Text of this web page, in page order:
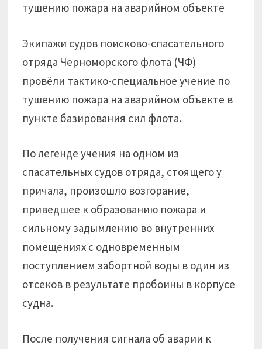
Экипажи судов поисково-спасательного
отряда Черноморского флота (ЧФ)
провёли тактико-специальное учение по
тушению пожара на аварийном объекте в
пункте базирования сил флота.
По легенде учения на одном из
спасательных судов отряда, стоящего у
причала, произошло возгорание,
приведшее к образованию пожара и
сильному задымлению во внутренних
помещениях с одновременным
поступлением забортной воды в один из
отсеков в результате пробоины в корпусе
судна.
После получения сигнала об аварии к